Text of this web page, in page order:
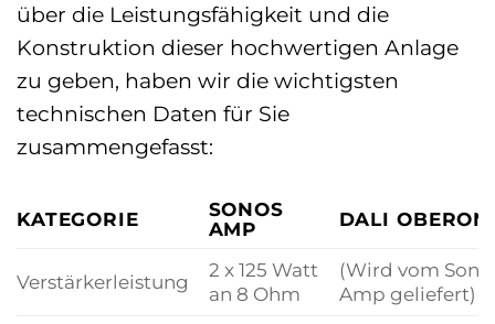
über die Leistungsfähigkeit und die
Konstruktion dieser hochwertigen Anlage
zu geben, haben wir die wichtigsten
technischen Daten für Sie
zusammengefasst:
KATEGORIE
SONOS
AMP
DALI OBERON
Verstärkerleistung
2 x 125 Watt
an 8 Ohm
(Wird vom
Amp geliefert)